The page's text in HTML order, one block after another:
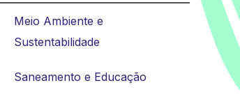
Meio Ambiente e
Sustentabilidade
Saneamento e Educação